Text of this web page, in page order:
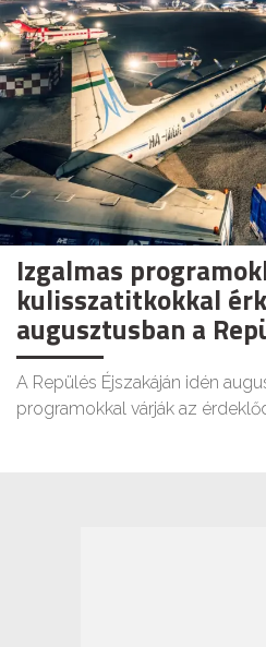
Izgalmas
kulisszatitkokkal
augusztusban a
A Repülés Éjszakáján idén
programokkal várják az